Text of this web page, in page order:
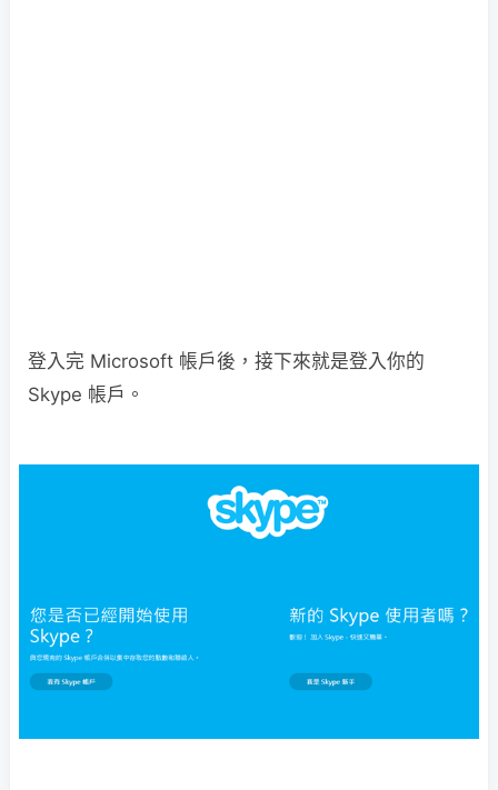
登入完 Microsoft 帳戶後，接下來就是登入你的
Skype 帳戶。